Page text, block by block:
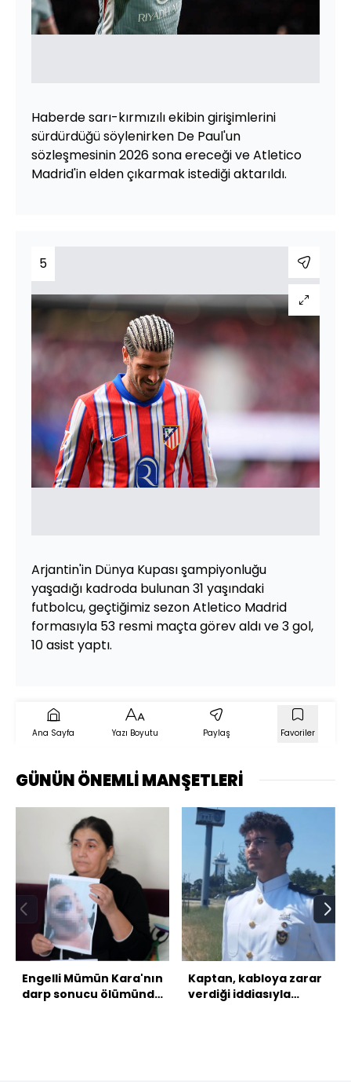
Haberde sarı-kırmızılı ekibin girişimlerini
sürdürdüğü söylenirken De Paul'un
sözleşmesinin 2026 sona ereceği ve Atletico
Madrid'in elden çıkarmak istediği aktarıldı.
5
Arjantin'in Dünya Kupası şampiyonluğu
yaşadığı kadroda bulunan 31 yaşındaki
futbolcu, geçtiğimiz sezon Atletico Madrid
formasıyla 53 resmi maçta görev aldı ve 3 gol,
10 asist yaptı.
Ana Sayfa Yazı Boyutu Paylaş Favoriler
GÜNÜN ÖNEMLİ MANŞETLERİ
Engelli Mümün Kara'nın
darp sonucu ölümünde
Kaptan, kabloya zarar
verdiği iddiasıyla